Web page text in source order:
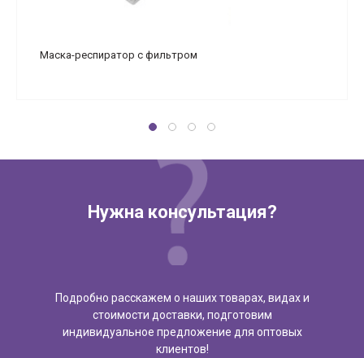
Маска-респиратор с фильтром
Нужна консультация?
Подробно расскажем о наших товарах, видах и
стоимости доставки, подготовим
индивидуальное предложение для оптовых
клиентов!